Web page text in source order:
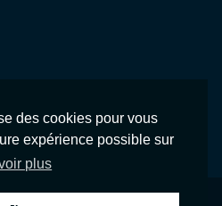
des cookies pour vous
expérience possible sur
plus
Perelman